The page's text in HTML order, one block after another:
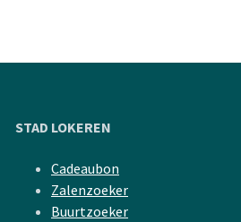
STAD LOKEREN
Cadeaubon
Zalenzoeker
Buurtzoeker